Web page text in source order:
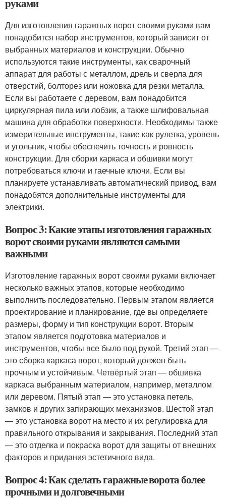
Для изготовления гаражных ворот своими руками вам
понадобится набор инструментов, который зависит от
выбранных материалов и конструкции. Обычно
используются такие инструменты, как сварочный
аппарат для работы с металлом, дрель и сверла для
отверстий, болторез или ножовка для резки металла.
Если вы работаете с деревом, вам понадобится
циркулярная пила или лобзик, а также шлифовальная
машина для обработки поверхности. Необходимы также
измерительные инструменты, такие как рулетка, уровень
и угольник, чтобы обеспечить точность и ровность
конструкции. Для сборки каркаса и обшивки могут
потребоваться ключи и гаечные ключи. Если вы
планируете устанавливать автоматический привод, вам
понадобятся дополнительные инструменты для
электрики.
Вопрос 3: Какие этапы изготовления гаражных
ворот своими руками являются самыми
важными
Изготовление гаражных ворот своими руками включает
несколько важных этапов, которые необходимо
выполнить последовательно. Первым этапом является
проектирование и планирование, где вы определяете
размеры, форму и тип конструкции ворот. Вторым
этапом является подготовка материалов и
инструментов, чтобы все было под рукой. Третий этап —
это сборка каркаса ворот, который должен быть
прочным и устойчивым. Четвёртый этап — обшивка
каркаса выбранным материалом, например, металлом
или деревом. Пятый этап — это установка петель,
замков и других запирающих механизмов. Шестой этап
— это установка ворот на место и их регулировка для
правильного открывания и закрывания. Последний этап
— это отделка и покраска ворот для защиты от внешних
факторов и придания эстетичного вида.
Вопрос 4: Как сделать гаражные ворота более
прочными и долговечными